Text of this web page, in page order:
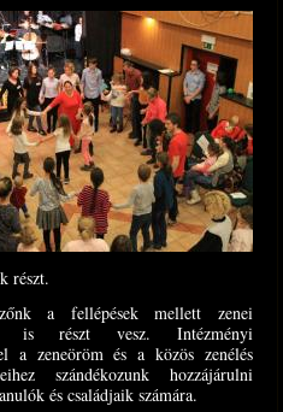
részt.
a fellépések mellett zenei
is részt vesz. Intézményi
a zeneöröm és a közös zenélés
szándékozunk hozzájárulni
és családjaik számára.